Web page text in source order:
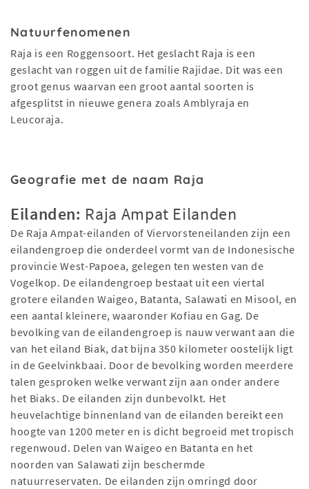
Natuurfenomenen
Raja is een Roggensoort. Het geslacht Raja is een
geslacht van roggen uit de familie Rajidae. Dit was een
groot genus waarvan een groot aantal soorten is
afgesplitst in nieuwe genera zoals Amblyraja en
Leucoraja.
Geografie met de naam Raja
Eilanden: Raja Ampat Eilanden
De Raja Ampat-eilanden of Viervorsteneilanden zijn een
eilandengroep die onderdeel vormt van de Indonesische
provincie West-Papoea, gelegen ten westen van de
Vogelkop. De eilandengroep bestaat uit een viertal
grotere eilanden Waigeo, Batanta, Salawati en Misool, en
een aantal kleinere, waaronder Kofiau en Gag. De
bevolking van de eilandengroep is nauw verwant aan die
van het eiland Biak, dat bijna 350 kilometer oostelijk ligt
in de Geelvinkbaai. Door de bevolking worden meerdere
talen gesproken welke verwant zijn aan onder andere
het Biaks. De eilanden zijn dunbevolkt. Het
heuvelachtige binnenland van de eilanden bereikt een
hoogte van 1200 meter en is dicht begroeid met tropisch
regenwoud. Delen van Waigeo en Batanta en het
noorden van Salawati zijn beschermde
natuurreservaten. De eilanden zijn omringd door